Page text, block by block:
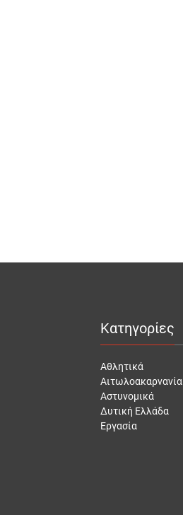
Κατηγορίες
Αθλητικά
Αιτωλοακαρνανία
Αστυνομικά
Δυτική Ελλάδα
Εργασία